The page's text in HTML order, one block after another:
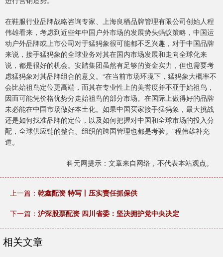
在鞋服行业品牌战略咨询专家、上海良栖品牌管理有限公司创始人程
伟雄看来，考虑到近些年中国户外市场的发展势头蚂蚁策略，中国运
动户外品牌或上市公司对于猛犸象很可能都不乏兴趣，对于中国品牌
来说，接手猛犸象的全球业务对其在国内市场发展和走向全球化来
说，都是很好的机会。安踏集团虽然有足够的资金实力，但也需要考
虑猛犸象对其品牌组合的意义。“在当前市场环境下，猛犸象大概率不
会比始祖鸟定位更高端，而其在专业性上的美誉度并不亚于始祖鸟，
因而可能凭价格优势分走始祖鸟的部分市场。在国际上做得好的品牌
未必能在中国市场做好本土化。如果中国买家接手猛犸象，最大挑战
还是如何找准品牌的定位，以及如何把握对中国和全球市场的投入分
配，全球供应链的整合、组织的跨国管理也都是考验。”程伟雄补充
道。
科元网提示：文章来自网络，不代表本站观点。
上一篇： 乾鑫配资 特写丨压实责任抓保供
下一篇： 沪深股票配资 四川省委：坚决拥护党中央决定
相关文章